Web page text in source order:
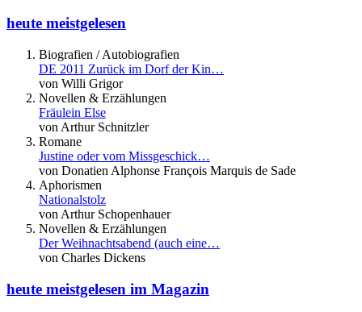
heute meistgelesen
Biografien / Autobiografien
DE 2011 Zurück im Dorf der Kin…
von Willi Grigor
Novellen & Erzählungen
Fräulein Else
von Arthur Schnitzler
Romane
Justine oder vom Missgeschick…
von Donatien Alphonse François Marquis de Sade
Aphorismen
Nationalstolz
von Arthur Schopenhauer
Novellen & Erzählungen
Der Weihnachtsabend (auch eine…
von Charles Dickens
heute meistgelesen im Magazin